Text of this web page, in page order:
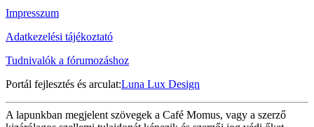
Impresszum
Adatkezelési tájékoztató
Tudnivalók a fórumozáshoz
Portál fejlesztés és arculat:Luna Lux Design
A lapunkban megjelent szövegek a Café Momus, vagy a szerző